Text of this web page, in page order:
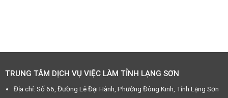
TRUNG TÂM DỊCH VỤ VIỆC LÀM TỈNH LẠNG SƠN
Địa chỉ: Số 66, Đường Lê Đại Hành, Phường Đông Kinh, Tỉnh Lạng Sơn